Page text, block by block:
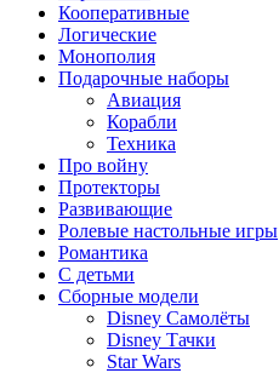
Кооперативные
Логические
Монополия
Подарочные наборы
Авиация
Корабли
Техника
Про войну
Протекторы
Развивающие
Ролевые настольные игры
Романтика
С детьми
Сборные модели
Disney Самолёты
Disney Тачки
Star Wars